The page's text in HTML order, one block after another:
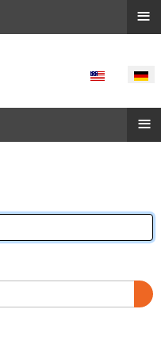
SPRACHE
≡
≡